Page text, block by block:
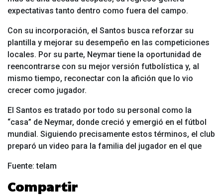
expectativas tanto dentro como fuera del campo.
Con su incorporación, el Santos busca reforzar su
plantilla y mejorar su desempeño en las competiciones
locales. Por su parte, Neymar tiene la oportunidad de
reencontrarse con su mejor versión futbolística y, al
mismo tiempo, reconectar con la afición que lo vio
crecer como jugador.
El Santos es tratado por todo su personal como la
“casa” de Neymar, donde creció y emergió en el fútbol
mundial. Siguiendo precisamente estos términos, el club
preparó un video para la familia del jugador en el que
Fuente: telam
Compartir